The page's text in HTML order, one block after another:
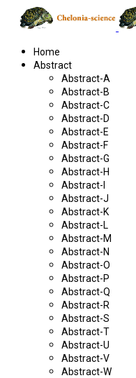
Home
Abstract
Abstract-A
Abstract-B
Abstract-C
Abstract-D
Abstract-E
Abstract-F
Abstract-G
Abstract-H
Abstract-I
Abstract-J
Abstract-K
Abstract-L
Abstract-M
Abstract-N
Abstract-O
Abstract-P
Abstract-Q
Abstract-R
Abstract-S
Abstract-T
Abstract-U
Abstract-V
Abstract-W